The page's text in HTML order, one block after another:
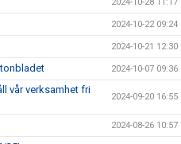
2024-10-22 09:24
2024-10-21 12:30
2024-10-07 09:36
vår verksamhet fri
2024-09-20 16:55
2024-08-26 10:57